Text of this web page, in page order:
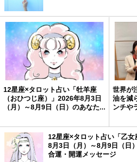
12星座×タロット占い「牡羊座
（おひつじ座）」2026年8月3日
（月）～8月9日（日）のあなた...
世界が
油を減
ンチや
12星座×タロット占い「乙
8月3日（月）～8月9日（日
合運・開運メッセージ